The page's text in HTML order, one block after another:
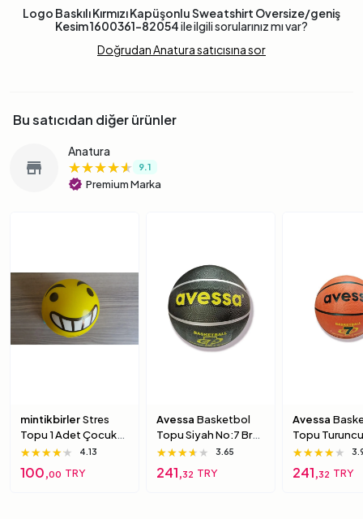
Logo Baskılı Kırmızı Kapüşonlu Sweatshirt Oversize/geniş
Kesim 1600361-82054ile ilgili sorularınız mı var?
Doğrudan Anatura satıcısına sor
Bu satıcıdan diğer ürünler
store
Anatura
★★★★★
★★★★★
★★★★★ 9.1
verified Premium Marka
mintikbirlerStres
Topu 1 Adet Çocuk
Için Yumuşak
Süngerimsi Içi Dolu
Top 6 Numara
★★★★★
★★★★★
★★★★★ 4.13
100,00 TRY
Avessa Basketbol
Topu Siyah No:7 Brc-
7 7 Numara
★★★★★
★★★★★
★★★★★ 3.65
241,32 TRY
Avessa
Topu
Brc-7 5
★★★★★
★★★★★
★★★★★
241,32 TRY